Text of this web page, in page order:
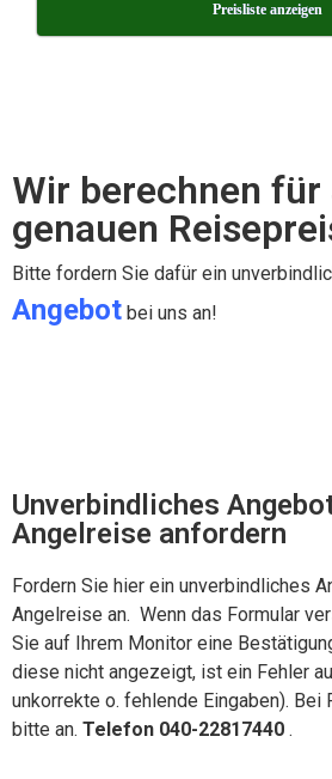
Preisliste anzeigen
Wir berechnen für
genauen
Bitte fordern Sie dafür ein
Angebot bei uns an!
Unverbindliches
Angelreise anfordern
Fordern Sie hier ein unverbindliches
Angelreise an. Wenn das Formular
Sie auf Ihrem Monitor eine
diese nicht angezeigt, ist ein Fehler
unkorrekte o. fehlende Eingaben). Bei
bitte an. Telefon 040-22817440 .